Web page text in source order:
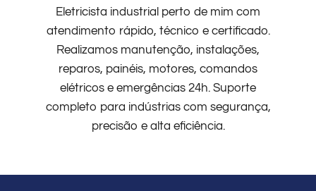
Eletricista industrial perto de mim com
atendimento rápido, técnico e certificado.
Realizamos manutenção, instalações,
reparos, painéis, motores, comandos
elétricos e emergências 24h. Suporte
completo para indústrias com segurança,
precisão e alta eficiência.